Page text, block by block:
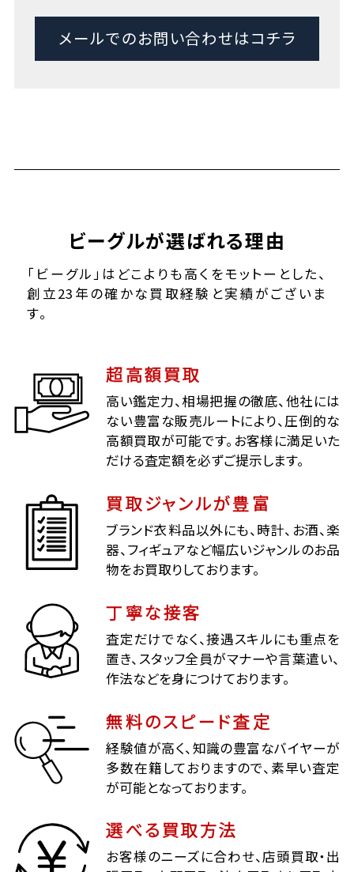
メールでのお問い合わせはコチラ
ビーグルが選ばれる理由
「ビーグル」はどこよりも高くをモットーとした、
創立23年の確かな買取経験と実績がございま
す。
超高額買取
高い鑑定力、相場把握の徹底、他社には
ない豊富な販売ルートにより、圧倒的な
高額買取が可能です。お客様に満足いた
だける査定額を必ずご提示します。
買取ジャンルが豊富
ブランド衣料品以外にも、時計、お酒、楽
器、フィギュアなど幅広いジャンルのお品
物をお買取りしております。
丁寧な接客
査定だけでなく、接遇スキルにも重点を
置き、スタッフ全員がマナーや言葉遣い、
作法などを身につけております。
無料のスピード査定
経験値が高く、知識の豊富なバイヤーが
多数在籍しておりますので、素早い査定
が可能となっております。
選べる買取方法
お客様のニーズに合わせ、店頭買取・出